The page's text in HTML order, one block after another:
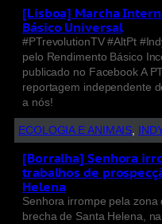
[Lisboa] Marcha
Básico Universal
#PTrevolutionTV #AltPt
pelo Rendimento Básico
publicado no Facebook A
reportagem independente
a nós!
ECOLOGIA E ANIMAIS,
[Borralha] Senhora
trabalhos de
Helena
Senhora irrompe pela
brecha de Santa Helena,